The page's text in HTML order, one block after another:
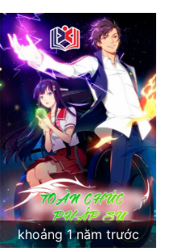
khoảng 1 năm trước